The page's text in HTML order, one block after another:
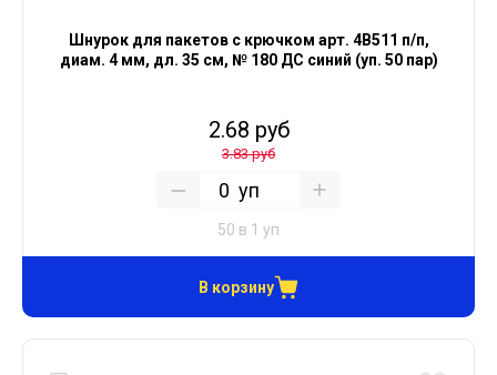
Шнурок для пакетов с крючком арт. 4В511 п/п,
диам. 4 мм, дл. 35 см, № 180 ДС синий (уп. 50 пар)
2.68 руб
3.83 руб
уп
50 в 1 уп
В корзину